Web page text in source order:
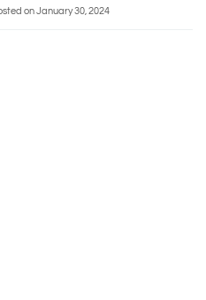
onJanuary 30, 2024